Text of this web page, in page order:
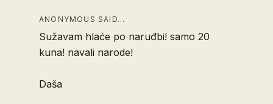
ANONYMOUS SAID…
Sužavam hlaće po naruđbi! samo 20
kuna! navali narode!
Daša